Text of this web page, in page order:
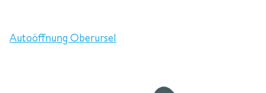
Autoöffnung Oberursel